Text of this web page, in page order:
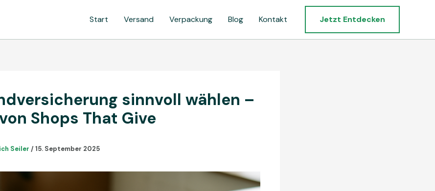
Start Versand Verpackung Blog Kontakt Jetzt Entdecken
sinnvoll wählen –
Shops That Give
Seiler / 15. September 2025